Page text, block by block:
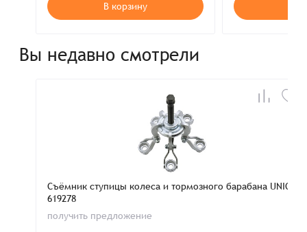
В корзину
Вы недавно смотрели
Съёмник ступицы колеса и тормозного барабана UNIOR
619278
получить предложение